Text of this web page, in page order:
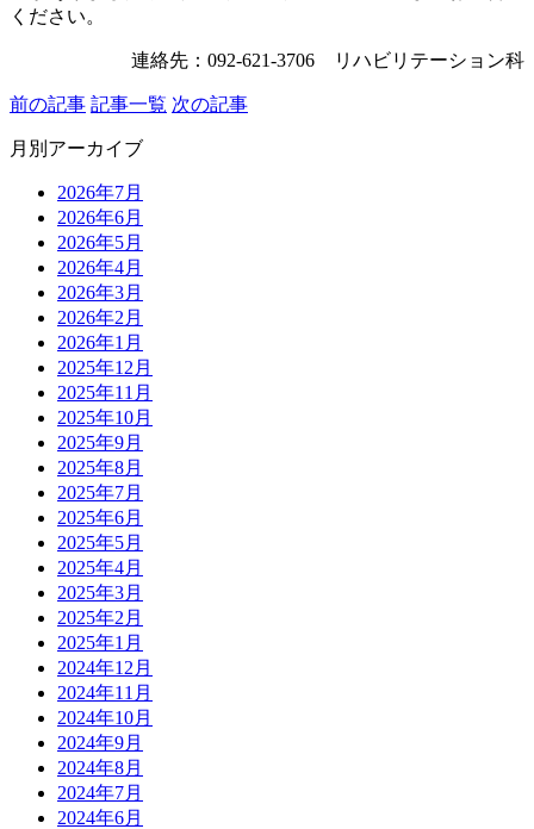
ください。
連絡先：092-621-3706 リハビリテーション科
前の記事 記事一覧 次の記事
月別アーカイブ
2026年7月
2026年6月
2026年5月
2026年4月
2026年3月
2026年2月
2026年1月
2025年12月
2025年11月
2025年10月
2025年9月
2025年8月
2025年7月
2025年6月
2025年5月
2025年4月
2025年3月
2025年2月
2025年1月
2024年12月
2024年11月
2024年10月
2024年9月
2024年8月
2024年7月
2024年6月